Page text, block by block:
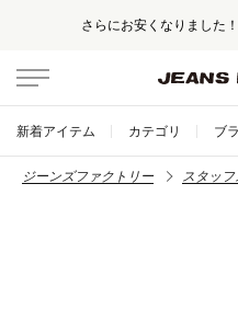
さらにお安くなりました
新着アイテム カテゴリ ブ
ジーンズファクトリー スタッ